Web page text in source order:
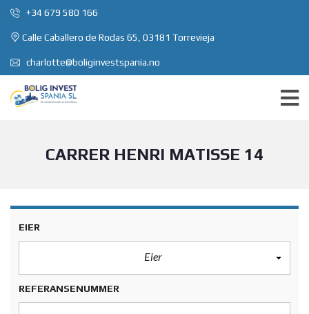
+34 679 580 166
Calle Caballero de Rodas 65, 03181 Torrevieja
charlotte@boliginvestspania.no
CARRER HENRI MATISSE 14
EIER
Eier
REFERANSENUMMER